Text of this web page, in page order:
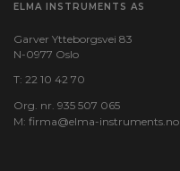
ELMA INSTRUMENTS AS
Garver Ytteborgsvei 83
N-0977 Oslo
T: 22 10 42 70
Org. nr. 935 507 065
M: firma@elma-instruments.no​